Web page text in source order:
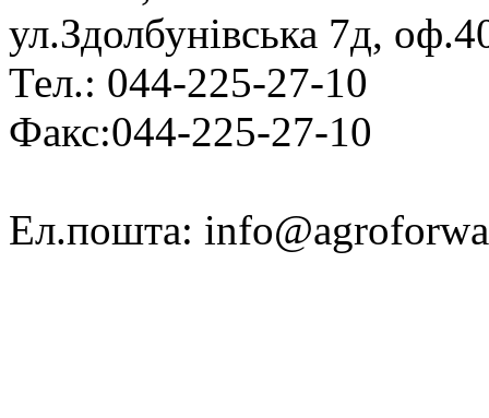
ул.Здолбунівська 7д,
Тел.: 044-225-27-10
Факс:044-225-27-10
Ел.пошта: